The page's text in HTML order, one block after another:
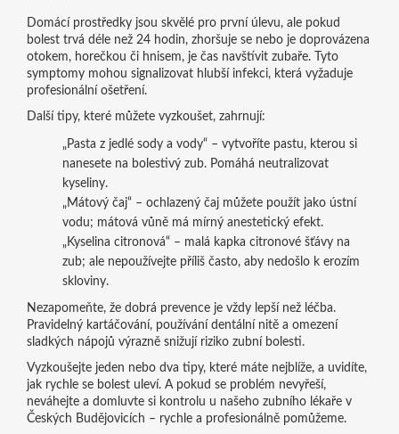
Domácí prostředky jsou skvělé pro první úlevu, ale pokud
bolest trvá déle než 24 hodin, zhoršuje se nebo je doprovázena
otokem, horečkou či hnisem, je čas navštívit zubaře. Tyto
symptomy mohou signalizovat hlubší infekci, která vyžaduje
profesionální ošetření.
Další tipy, které můžete vyzkoušet, zahrnují:
„Pasta z jedlé sody a vody“ – vytvoříte pastu, kterou si
nanesete na bolestivý zub. Pomáhá neutralizovat
kyseliny.
„Mátový čaj“ – ochlazený čaj můžete použít jako ústní
vodu; mátová vůně má mírný anestetický efekt.
„Kyselina citronová“ – malá kapka citronové šťávy na
zub; ale nepoužívejte příliš často, aby nedošlo k erozím
skloviny.
Nezapomeňte, že dobrá prevence je vždy lepší než léčba.
Pravidelný kartáčování, používání dentální nitě a omezení
sladkých nápojů výrazně snižují riziko zubní bolesti.
Vyzkoušejte jeden nebo dva tipy, které máte nejblíže, a uvidíte,
jak rychle se bolest uleví. A pokud se problém nevyřeší,
neváhejte a domluvte si kontrolu u našeho zubního lékaře v
Českých Budějovicích – rychle a profesionálně pomůžeme.